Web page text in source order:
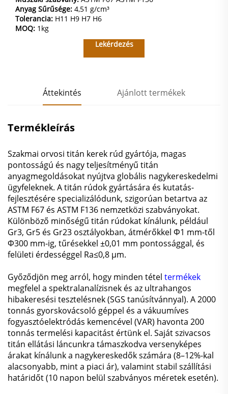
Anyag Sűrűsége: 4,51 g/cm³
Tolerancia: H11 H9 H7 H6
MOQ: 1kg
Lekérdezés
Áttekintés Ajánlott termékek
Termékleírás
Szakmai orvosi titán kerek rúd gyártója, magas
pontosságú és nagy teljesítményű titán
anyagmegoldásokat nyújtva globális nagykereskedelmi
ügyfeleknek. A titán rúdok gyártására és kutatás-
fejlesztésére specializálódunk, szigorúan betartva az
ASTM F67 és ASTM F136 nemzetközi szabványokat.
Különböző minőségű titán rúdokat kínálunk, például
Gr3, Gr5 és Gr23 osztályokban, átmérőkkel Φ1 mm-től
Φ300 mm-ig, tűrésekkel ±0,01 mm pontossággal, és
felületi érdességgel Ra≤0,8 μm.
Győződjön meg arról, hogy minden tétel termékek
megfelel a spektralanalízisnek és az ultrahangos
hibakeresési tesztelésnek (SGS tanúsítvánnyal). A 2000
tonnás gyorskovácsoló géppel és a vákuumíves
fogyasztóelektródás kemencével (VAR) havonta 200
tonnás termelési kapacitást értünk el. Saját szivacsos
titán ellátási láncunkra támaszkodva versenyképes
árakat kínálunk a nagykereskedők számára (8–12%-kal
alacsonyabb, mint a piaci ár), valamint stabil szállítási
határidőt (10 napon belül szabványos méretek esetén).